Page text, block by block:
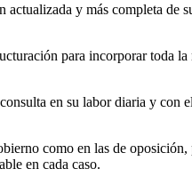
y más completa de
para incorporar toda la
en su labor diaria y con
como en las de oposición,
en cada caso.